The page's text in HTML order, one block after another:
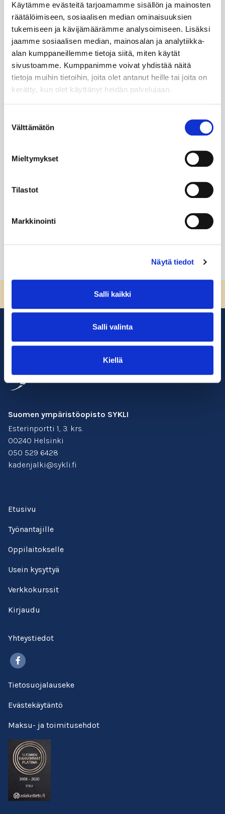
Käytämme evästeitä tarjoamamme sisällön ja mainosten
räätälöimiseen, sosiaalisen median ominaisuuksien
tukemiseen ja kävijämäärämme analysoimiseen. Lisäksi
jaamme sosiaalisen median, mainosalan ja analytiikka-
alan kumppaneillemme tietoja siitä, miten käytät
sivustoamme. Kumppanimme voivat yhdistää näitä
tietoja muihin tietoihin, joita olet antanut heille tai joita on
kerätty, kun olet käyttänyt heidän palvelujaan.
valinta
Välttämätön
Mieltymykset
Tilastot
Markkinointi
Näytä tiedot
Salli kaikki
Salli valinta
Kiellä
Feedback for Mitä kiertotalous
tarkoittaa käytännössä
Pohdinnoissa pyydetään miettimään tekoälyn
mahdollisuuksia kiertotaloudessa. Lähtöoletuksena on,
että lukija tuntee tekoälyn mahdollisuudet ja kaiken
mihin sillä pystyy. Kurssin sisältö keskittyy
Lue lisää
Sivun alkuun
Suomen ympäristöopisto SYKLI
Esterinportti 1, 3. krs.
00240 Helsinki
050 529 6428
kadenjalki@sykli.fi
Etusivu
Työnantajille
Oppilaitokselle
Usein kysyttyä
Verkkokurssit
Kirjaudu
Yhteystiedot
Tietosuojalauseke
Evästekäytäntö
Maksu- ja toimitusehdot